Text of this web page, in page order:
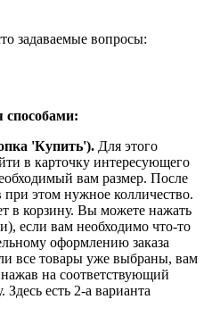
задаваемые вопросы:
'Купить'). Для этого
в карточку интересующего
вам размер. После
при этом нужное колличество.
в корзину. Вы можете нажать
если вам необходимо что-то
оформлению заказа
все товары уже выбраны, вам
на соответствующий
есть 2-а варианта